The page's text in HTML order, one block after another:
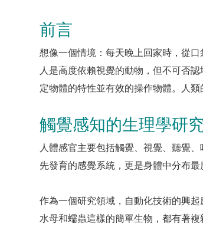
前言
想像一個情境：每天晚上回家時，從
人是高度依賴視覺的動物，但不可否
定物體的特性並有效的操作物體。人
觸覺感知的生理學研
人體感官主要包括觸覺、視覺、聽覺
先發育的感覺系統，更是身體中分布
作為一個研究領域，自動化技術的興
水母和蠕蟲這樣的簡單生物，都有著